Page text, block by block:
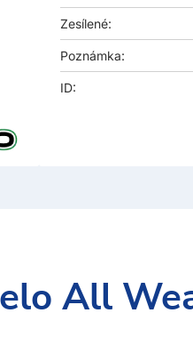
Zesílené:
Poznámka:
ID:
All